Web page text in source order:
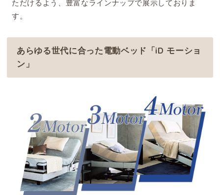
ただけるよう、豊富なラインナップで展示しておりま
す。
あらゆる世代に合った電動ベッド「iD モーショ
ン」